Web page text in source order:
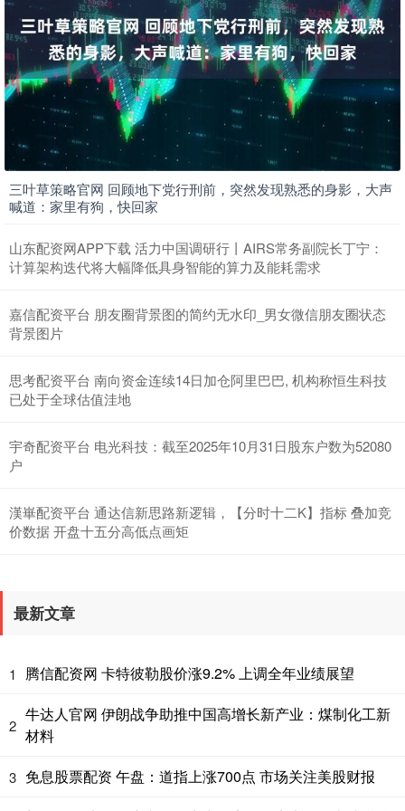
三叶草策略官网 回顾地下党行刑前，突然发现熟悉的身影，大声
喊道：家里有狗，快回家
山东配资网APP下载 活力中国调研行丨AIRS常务副院长丁宁：
计算架构迭代将大幅降低具身智能的算力及能耗需求
嘉信配资平台 朋友圈背景图的简约无水印_男女微信朋友圈状态
背景图片
思考配资平台 南向资金连续14日加仓阿里巴巴, 机构称恒生科技
已处于全球估值洼地
宇奇配资平台 电光科技：截至2025年10月31日股东户数为52080
户
漢崋配资平台 通达信新思路新逻辑，【分时十二K】指标 叠加竞
价数据 开盘十五分高低点画矩
最新文章
1 腾信配资网 卡特彼勒股价涨9.2% 上调全年业绩展望
2
牛达人官网 伊朗战争助推中国高增长新产业：煤制化工新
材料
3 免息股票配资 午盘：道指上涨700点 市场关注美股财报